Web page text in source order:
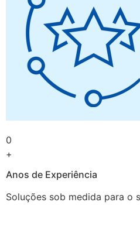
0
+
Anos de Experiência
Soluções sob medida para o